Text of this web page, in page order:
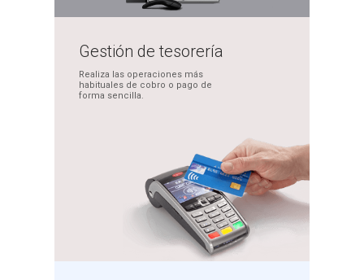
Gestión de tesorería
Realiza las operaciones más
habituales de cobro o pago de
forma sencilla.